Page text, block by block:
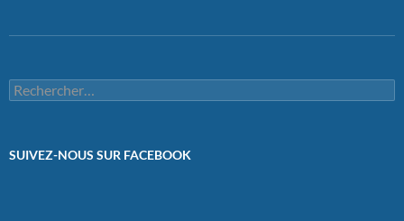
Rechercher :
SUIVEZ-NOUS SUR FACEBOOK